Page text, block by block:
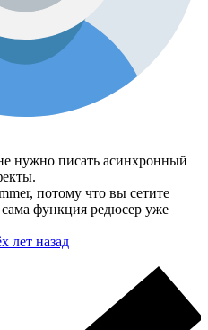
нужно писать асинхронный
потому что вы сетите
сама функция редюсер уже
лет назад